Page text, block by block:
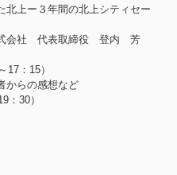
３年間の北上シティセー
代表取締役 登内 芳
：15）
の感想など
30）